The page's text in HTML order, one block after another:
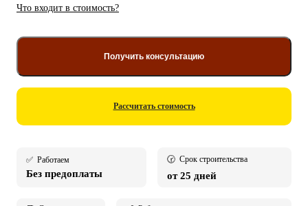
Что входит в стоимость?
Получить консультацию
Рассчитать стоимость
✅ Работаем
Без предоплаты
🕝 Срок строительства
от 25 дней